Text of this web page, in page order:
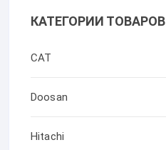
КАТЕГОРИИ ТОВАРОВ
CAT
Doosan
Hitachi